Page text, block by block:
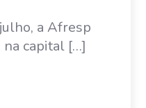
a Afresp
na capital […]